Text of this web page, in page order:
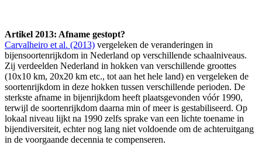
Artikel 2013: Afname gestopt?
Carvalheiro et al. (2013) vergeleken de veranderingen in
bijensoortenrijkdom in Nederland op verschillende schaalniveaus.
Zij verdeelden Nederland in hokken van verschillende groottes
(10x10 km, 20x20 km etc., tot aan het hele land) en vergeleken de
soortenrijkdom in deze hokken tussen verschillende perioden. De
sterkste afname in bijenrijkdom heeft plaatsgevonden vóór 1990,
terwijl de soortenrijkdom daarna min of meer is gestabiliseerd. Op
lokaal niveau lijkt na 1990 zelfs sprake van een lichte toename in
bijendiversiteit, echter nog lang niet voldoende om de achteruitgang
in de voorgaande decennia te compenseren.